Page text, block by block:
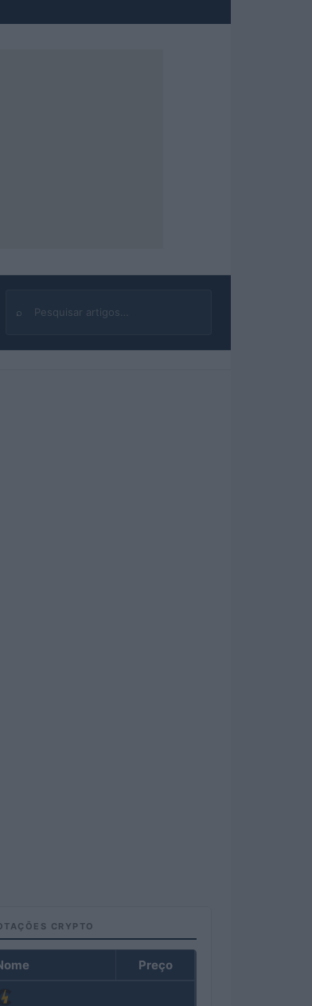
⌕
Buscar
CRYPTO
Preço